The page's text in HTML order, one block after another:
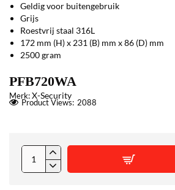
Geldig voor buitengebruik
Grijs
Roestvrij staal 316L
172 mm (H) x 231 (B) mm x 86 (D) mm
2500 gram
PFB720WA
Merk:X-Security
Product Views: 2088